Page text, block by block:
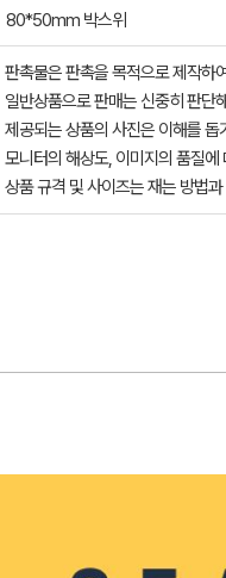
80*50mm 박스위
판촉물은 판촉을 목적으로 제작하
일반상품으로 판매는 신중히 판단
제공되는 상품의 사진은 이해를
모니터의 해상도, 이미지의 품질
상품 규격 및 사이즈는 재는 방법